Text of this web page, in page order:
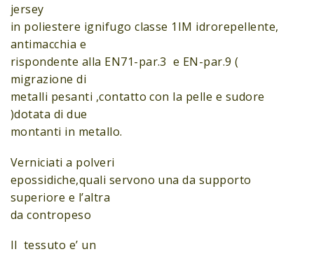
jersey
in poliestere ignifugo classe 1IM idrorepellente,
antimacchia e
rispondente alla EN71-par.3 e EN-par.9 (
migrazione di
metalli pesanti ,contatto con la pelle e sudore
)dotata di due
montanti in metallo.
Verniciati a polveri
epossidiche,quali servono una da supporto
superiore e l’altra
da contropeso
Il tessuto e’ un